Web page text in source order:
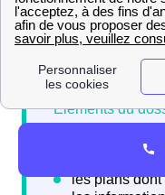
de raccordement en
en constituant un